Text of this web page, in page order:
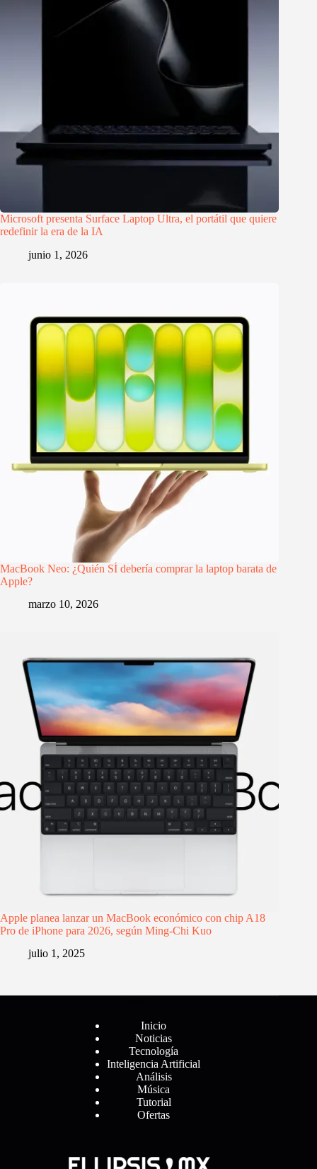
Microsoft presenta Surface Laptop Ultra, el portátil que quiere
redefinir la era de la IA
junio 1, 2026
MacBook Neo: ¿Quién SÍ debería comprar la laptop barata de
Apple?
marzo 10, 2026
Apple planea lanzar un MacBook económico con chip A18
Pro de iPhone para 2026, según Ming-Chi Kuo
julio 1, 2025
Inicio
Noticias
Tecnología
Inteligencia Artificial
Análisis
Música
Tutorial
Ofertas